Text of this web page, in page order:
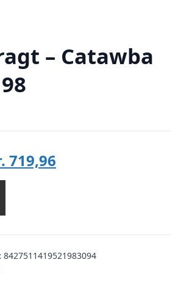
– Catawba
899,95.
719,96
kr. 719,96.
8427511419521983094